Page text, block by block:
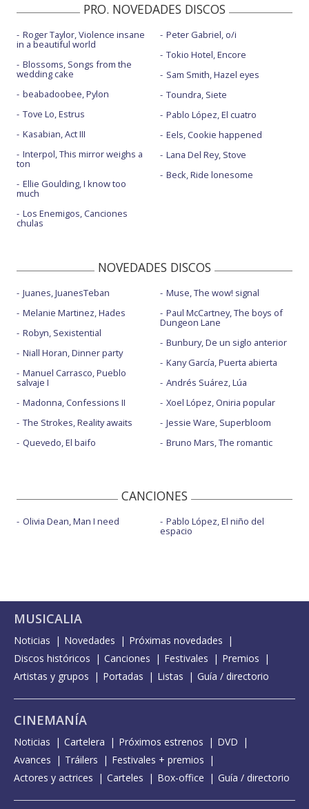
PRO. NOVEDADES DISCOS
Roger Taylor, Violence insane
in a beautiful world
Blossoms, Songs from the
wedding cake
beabadoobee, Pylon
Tove Lo, Estrus
Kasabian, Act III
Interpol, This mirror weighs a
ton
Ellie Goulding, I know too
much
Los Enemigos, Canciones
chulas
Peter Gabriel, o/i
Tokio Hotel, Encore
Sam Smith, Hazel eyes
Toundra, Siete
Pablo López, El cuatro
Eels, Cookie happened
Lana Del Rey, Stove
Beck, Ride lonesome
NOVEDADES DISCOS
Juanes, JuanesTeban
Melanie Martinez, Hades
Robyn, Sexistential
Niall Horan, Dinner party
Manuel Carrasco, Pueblo
salvaje I
Madonna, Confessions II
The Strokes, Reality awaits
Quevedo, El baifo
Muse, The wow! signal
Paul McCartney, The boys of
Dungeon Lane
Bunbury, De un siglo anterior
Kany García, Puerta abierta
Andrés Suárez, Lúa
Xoel López, Oniria popular
Jessie Ware, Superbloom
Bruno Mars, The romantic
CANCIONES
Olivia Dean, Man I need Pablo López, El niño del
espacio
MUSICALIA
Noticias Novedades
Próximas novedades
Discos históricos
Canciones Festivales
Premios
Artistas y grupos
Portadas Listas Guía / directorio
CINEMANÍA
Noticias Cartelera Próximos estrenos
DVD
Avances
Tráilers
Festivales + premios
Actores y actrices
Carteles Box-office Guía / directorio